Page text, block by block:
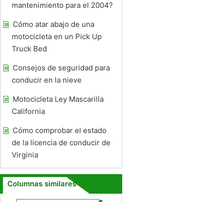
mantenimiento para el 2004?
Cómo atar abajo de una
motocicleta en un Pick Up
Truck Bed
Consejos de seguridad para
conducir en la nieve
Motocicleta Ley Mascarilla
California
Cómo comprobar el estado
de la licencia de conducir de
Virginia
Columnas similares